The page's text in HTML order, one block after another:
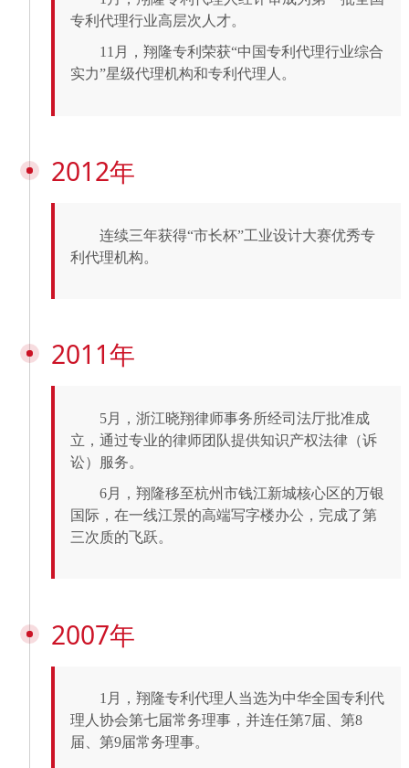
专利代理行业高层次人才。
11月，翔隆专利荣获“中国专利代理行业综合
实力”星级代理机构和专利代理人。
2012年
连续三年获得“市长杯”工业设计大赛优秀专
利代理机构。
2011年
5月，浙江晓翔律师事务所经司法厅批准成
立，通过专业的律师团队提供知识产权法律（诉
讼）服务。
6月，翔隆移至杭州市钱江新城核心区的万银
国际，在一线江景的高端写字楼办公，完成了第
三次质的飞跃。
2007年
1月，翔隆专利代理人当选为中华全国专利代
理人协会第七届常务理事，并连任第7届、第8
届、第9届常务理事。